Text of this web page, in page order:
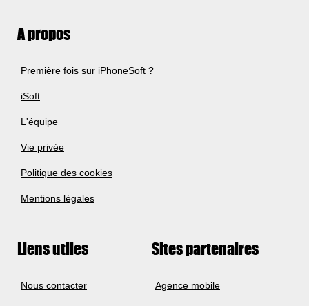
A propos
Première fois sur iPhoneSoft ?
iSoft
L'équipe
Vie privée
Politique des cookies
Mentions légales
Liens utiles
Nous contacter
Sites partenaires
Agence mobile